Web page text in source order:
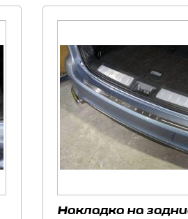
Накладка на